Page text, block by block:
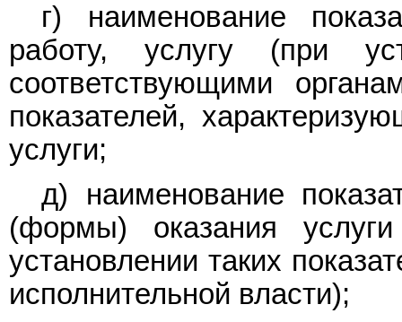
г) наименование
работу, услугу (при
соответствующими
показателей,
услуги;
д) наименование
(формы) оказания
установлении таких
исполнительной власти);